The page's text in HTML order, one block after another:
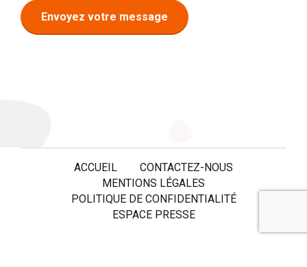
ACCUEIL
CONTACTEZ-NOUS
MENTIONS LÉGALES
POLITIQUE DE CONFIDENTIALITÉ
ESPACE PRESSE